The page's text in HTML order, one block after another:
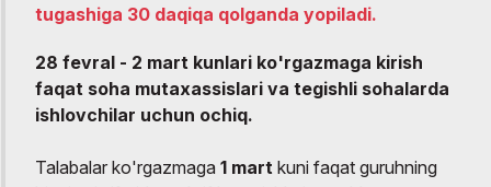
tugashiga 30 daqiqa qolganda yopiladi.
28 fevral - 2 mart kunlari ko'rgazmaga kirish
faqat soha mutaxassislari va tegishli sohalarda
ishlovchilar uchun ochiq.
Talabalar ko'rgazmaga 1 mart kuni faqat guruhning